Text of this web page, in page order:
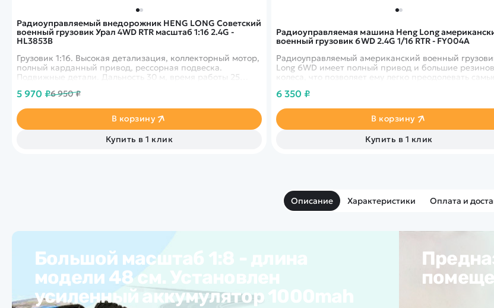
Радиоуправляемый внедорожник HENG LONG Советский
военный грузовик Урал 4WD RTR масштаб 1:16 2.4G -
HL3853B
Грузовик 1:16. Высокая детализация, коллекторный мотор,
полный карданный привод, рессорная подвеска.
Подвижные детали. Дальность 30 м, время работы 25
5 970 ₽6 950 ₽
В корзину
Купить в 1 клик
Радиоуправляемая машина Heng Long
военный грузовик 6WD 2.4G 1/16 RTR - FY004A
Радиоуправляемый американский военный
Long 6WD имеет полный привод и большие
колеса, что позволяет ему легко преодолевать
6 350 ₽
В корзину
Купить в 1 клик
Описание Характеристики Оплата и
Большой масштаб 1:8 - длина
модели 48 см. Установлен
усиленный аккумулятор 1000mah